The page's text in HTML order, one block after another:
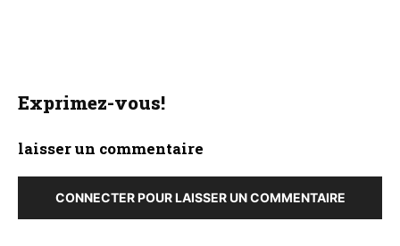
Exprimez-vous!
laisser un commentaire
CONNECTER POUR LAISSER UN COMMENTAIRE